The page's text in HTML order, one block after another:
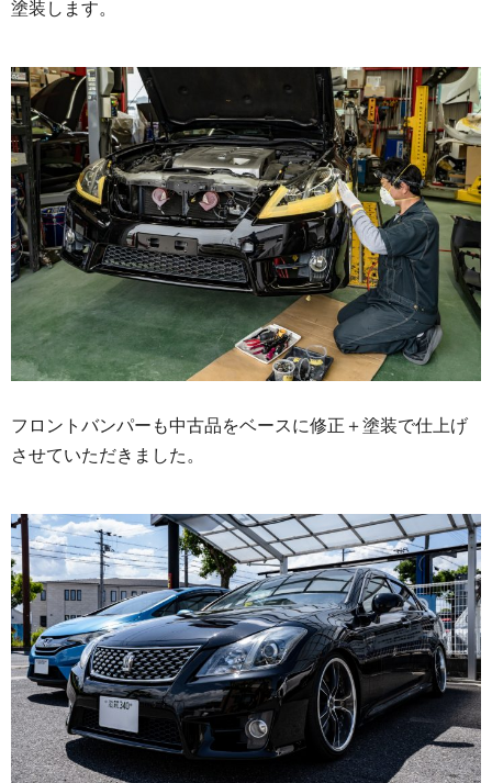
塗装します。
フロントバンパーも中古品をベースに修正＋塗装で仕上げ
させていただきました。